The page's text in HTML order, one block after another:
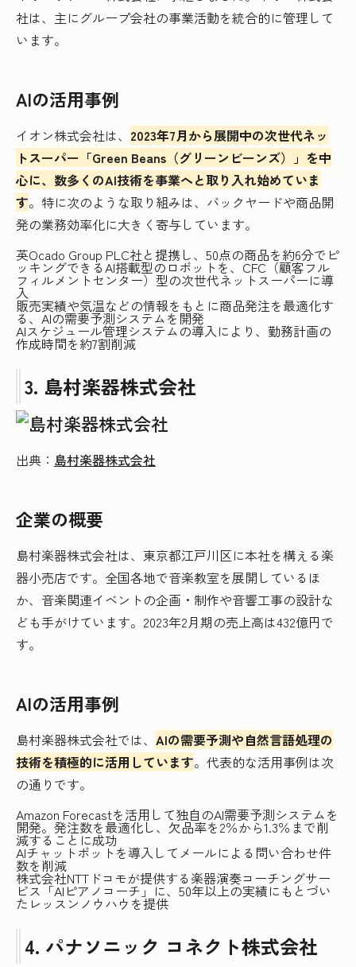
社は、主にグループ会社の事業活動を統合的に管理して
います。
AIの活用事例
イオン株式会社は、 2023年7月から展開中の次世代ネッ
トスーパー「Green Beans（グリーンビーンズ）」を中
心に、数多くのAI技術を事業へと取り入れ始めていま
す。特に次のような取り組みは、バックヤードや商品開
発の業務効率化に大きく寄与しています。
英Ocado Group PLC社と提携し、50点の商品を約6分でピ
ッキングできるAI搭載型のロボットを、CFC（顧客フル
フィルメントセンター）型の次世代ネットスーパーに導
入
販売実績や気温などの情報をもとに商品発注を最適化す
る、AIの需要予測システムを開発
AIスケジュール管理システムの導入により、勤務計画の
作成時間を約7割削減
3. 島村楽器株式会社
出典： 島村楽器株式会社
企業の概要
島村楽器株式会社は、東京都江戸川区に本社を構える楽
器小売店です。全国各地で音楽教室を展開しているほ
か、音楽関連イベントの企画・制作や音響工事の設計な
ども手がけています。2023年2月期の売上高は432億円で
す。
AIの活用事例
島村楽器株式会社では、 AIの需要予測や自然言語処理の
技術を積極的に活用しています。代表的な活用事例は次
の通りです。
Amazon Forecastを活用して独自のAI需要予測システムを
開発。発注数を最適化し、欠品率を2％から1.3％まで削
減することに成功
AIチャットボットを導入してメールによる問い合わせ件
数を削減
株式会社NTTドコモが提供する楽器演奏コーチングサー
ビス「AIピアノコーチ」に、50年以上の実績にもとづい
たレッスンノウハウを提供
4. パナソニック コネクト株式会社